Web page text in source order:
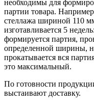
необходимы для
партии товара.
стеллажа шириной 110
изготавливается 5
формируется партия,
определенной ширины,
прокатывается вся
это максимальный.
По готовности
выстаивают доставку.